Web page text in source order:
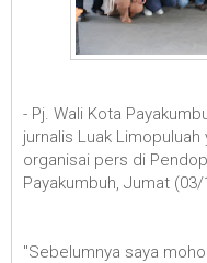
- Pj. Wali Kota
jurnalis Luak
organisai pers di
Payakumbuh, Jumat
"Sebelumnya saya